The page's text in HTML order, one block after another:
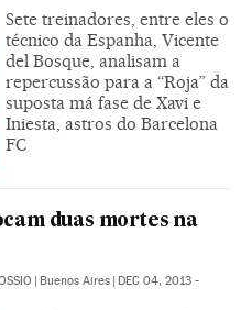
Sete treinadores, entre eles o
técnico da Espanha, Vicente
del Bosque, analisam a
repercussão para a “Roja” da
suposta má fase de Xavi e
Iniesta, astros do Barcelona
FC
duas mortes na
| Buenos Aires | DEC 04, 2013 -